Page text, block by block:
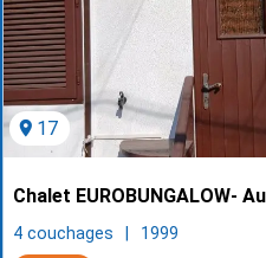
location_on 17
Chalet EUROBUNGALOW-
4 couchages
1999